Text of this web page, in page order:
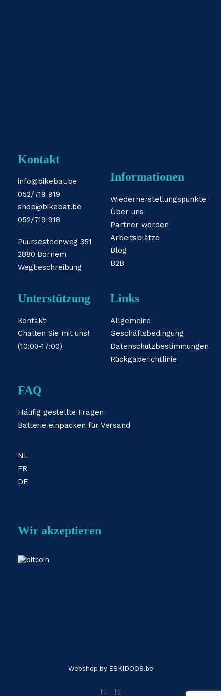
Kontakt
info@bikebat.be
052/719 919
shop@bikebat.be
052/719 918
Puursesteenweg 351
2880 Bornem
Wegbeschreibung
Informationen
Wiederherstellungspunkte
Über uns
Partner werden
Arbeitsplätze
Blog
B2B
Unterstützung
Kontakt
Chatten Sie mit uns!
(10:00-17:00)
Links
Allgemeine
Geschäftsbedingung
Datenschutzbestimmungen
Rückgaberichtlinie
FAQ
Häufig gestellte Fragen
Batterie einpacken für Versand
NL
FR
DE
Wir akzeptieren
Webshop by ESKIDOOS.be